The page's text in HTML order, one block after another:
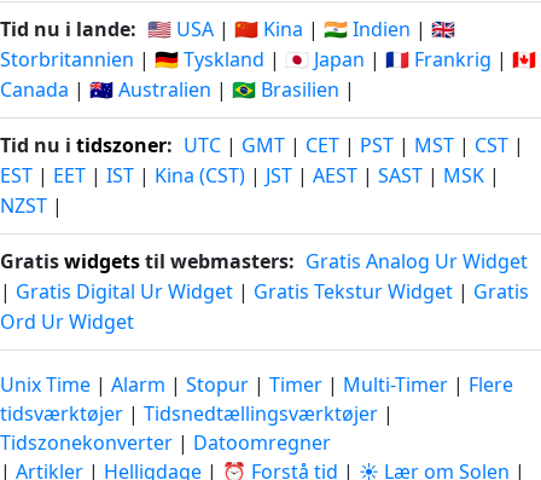
Tid nu i lande: 🇺🇸 USA | 🇨🇳 Kina | 🇮🇳 Indien | 🇬🇧
Storbritannien | 🇩🇪 Tyskland | 🇯🇵 Japan | 🇫🇷 Frankrig | 🇨🇦
Canada | 🇦🇺 Australien | 🇧🇷 Brasilien |
Tid nu i tidszoner: UTC | GMT | CET | PST | MST | CST |
EST | EET | IST | Kina (CST) | JST | AEST | SAST | MSK |
NZST |
Gratiswidgetstil webmasters: Gratis Analog Ur Widget
| Gratis Digital Ur Widget | Gratis Tekstur Widget | Gratis
Ord Ur Widget
Unix Time | Alarm | Stopur | Timer | Multi-Timer | Flere
tidsværktøjer | Tidsnedtællingsværktøjer |
Tidszonekonverter | Datoomregner
| Artikler | Helligdage | ⏰ Forstå tid | ☀️ Lær om Solen |